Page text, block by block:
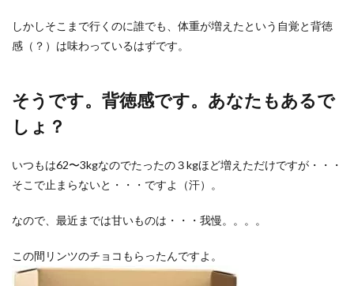
しかしそこまで行くのに誰でも、体重が増えたという自覚と背徳
感（？）は味わっているはずです。
そうです。背徳感です。あなたもあるで
しょ？
いつもは62〜3kgなのでたったの３kgほど増えただけですが・・・
そこで止まらないと・・・ですよ（汗）。
なので、最近までは甘いものは・・・我慢。。。。
この間リンツのチョコもらったんですよ。